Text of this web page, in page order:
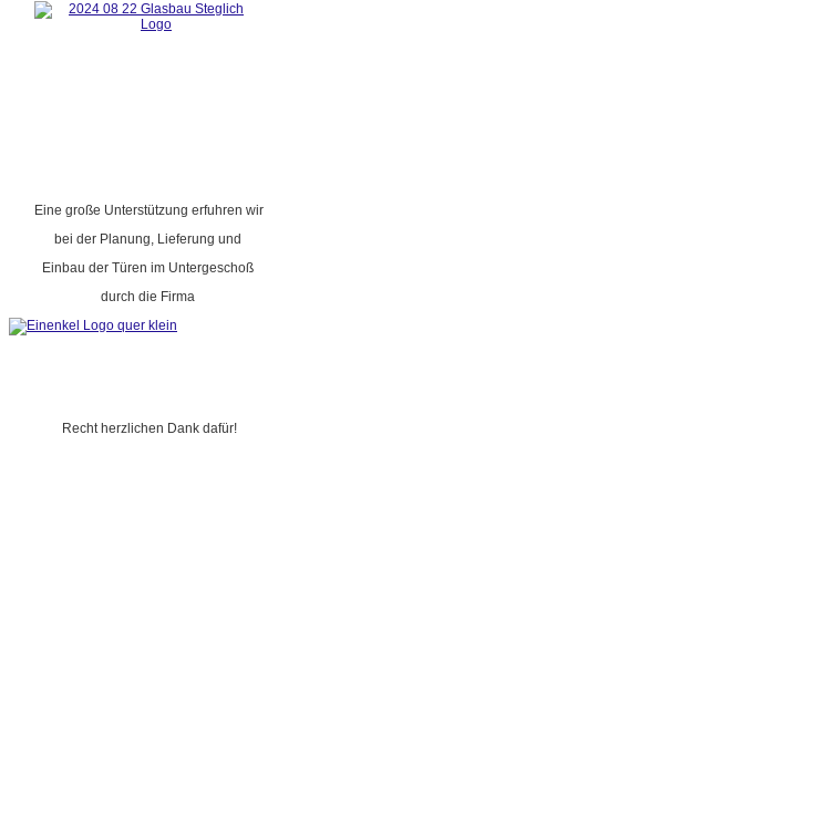
Eine große Unterstützung erfuhren wir
bei der Planung, Lieferung und
Einbau der Türen im Untergeschoß
durch die Firma
Recht herzlichen Dank dafür!